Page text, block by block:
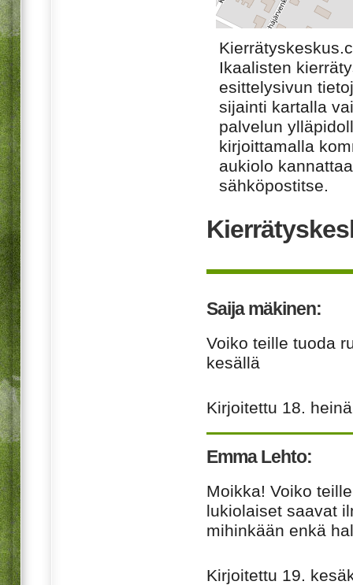
Ikaalisten
esittelysivun
sijainti kartalla
palvelun
kirjoittamalla
aukiolo
sähköpostitse.
Saija mäkinen:
Voiko teille tuoda
kesällä
Kirjoitettu 18.
Emma Lehto:
Moikka! Voiko
lukiolaiset saavat
mihinkään enkä
Kirjoitettu 19.